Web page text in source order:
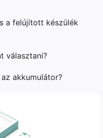
a felújított készülék
választani?
akkumulátor?